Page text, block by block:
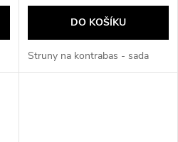
DO KOŠÍKU
Struny na kontrabas - sada